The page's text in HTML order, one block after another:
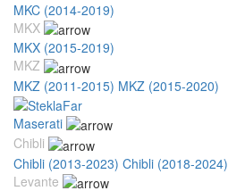
MKC (2014-2019)
MKX
MKX (2015-2019)
MKZ
MKZ (2011-2015) MKZ (2015-2020)
Maserati
Chibli
Chibli (2013-2023) Chibli (2018-2024)
Levante